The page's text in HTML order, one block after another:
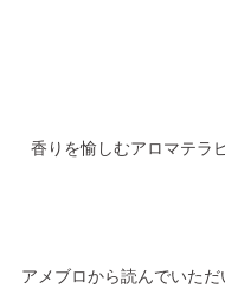
香りを愉しむアロマテラ
アメブロから読んでいた